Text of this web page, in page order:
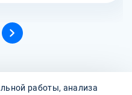
нашей работе
работы, анализа